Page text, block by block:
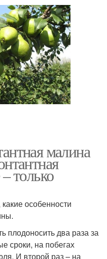
малина
только
особенности
плодоносить два раза за
сроки, на побегах
И второй раз – на